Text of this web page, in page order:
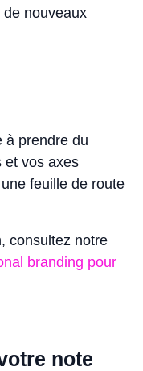
nouveaux
à prendre du
et vos axes
feuille de route
consultez notre
branding pour
note